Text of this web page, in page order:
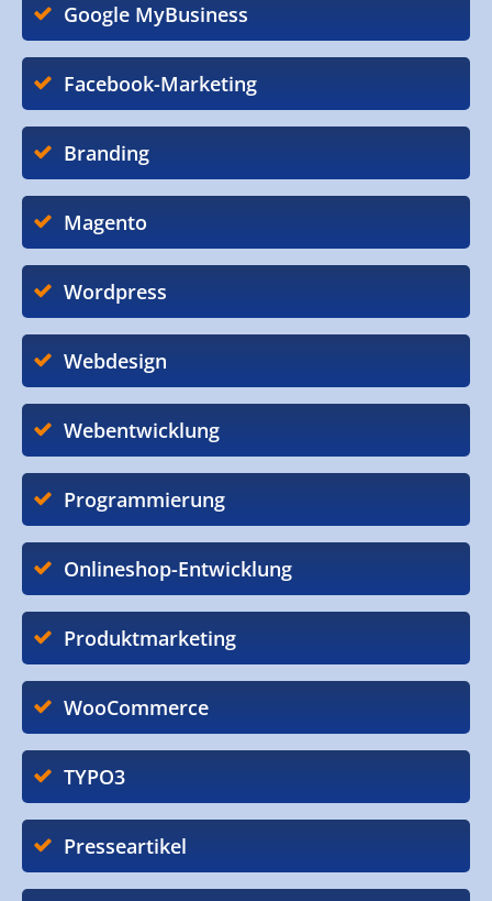
Google MyBusiness
Facebook-Marketing
Branding
Magento
Wordpress
Webdesign
Webentwicklung
Programmierung
Onlineshop-Entwicklung
Produktmarketing
WooCommerce
TYPO3
Presseartikel